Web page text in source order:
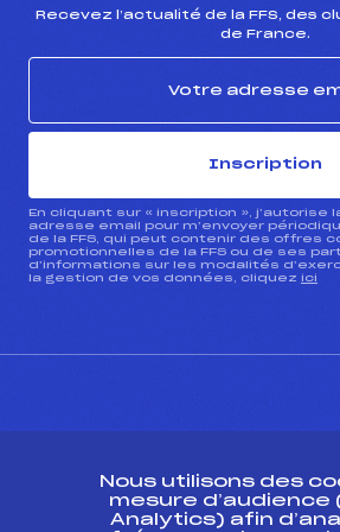
Recevez l’actualité de la FFS, des
de France.
Inscription
En cliquant sur « inscription », j’autorise
adresse email pour m’envoyer
de la FFS, qui peut contenir des offres
promotionnelles de la FFS ou de ses
d’informations sur les modalités
la gestion de vos données, cliquez ici
Nous utilisons des
mesure d’audience
Analytics) afin